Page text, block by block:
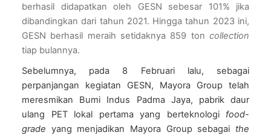
berhasil didapatkan oleh GESN sebesar 101% jika
dibandingkan dari tahun 2021. Hingga tahun 2023 ini,
GESN berhasil meraih setidaknya 859 ton
tiap bulannya.
Sebelumnya, pada 8 Februari lalu, sebagai
perpanjangan kegiatan GESN, Mayora Group telah
meresmikan Bumi Indus Padma Jaya, pabrik daur
ulang PET lokal pertama yang berteknologi food-
grade yang menjadikan Mayora Group sebagai the